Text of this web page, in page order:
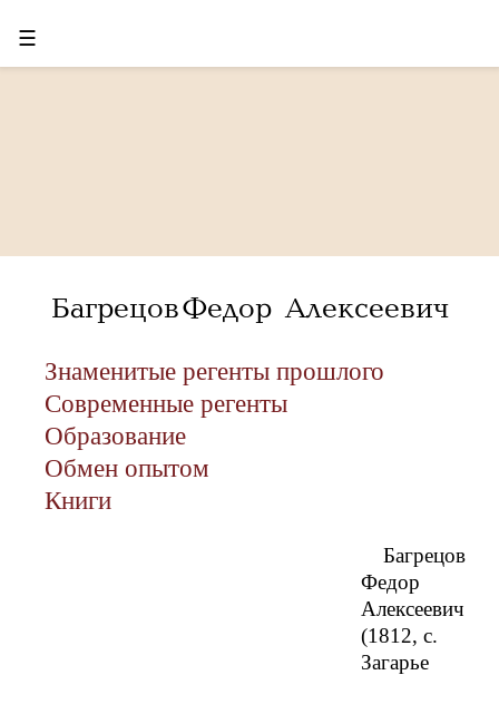
☰
Багрецов Федор Алексеевич
Знаменитые регенты прошлого
Современные регенты
Образование
Обмен опытом
Книги
Багрецов
Федор
Алексеевич
(1812, с.
Загарье